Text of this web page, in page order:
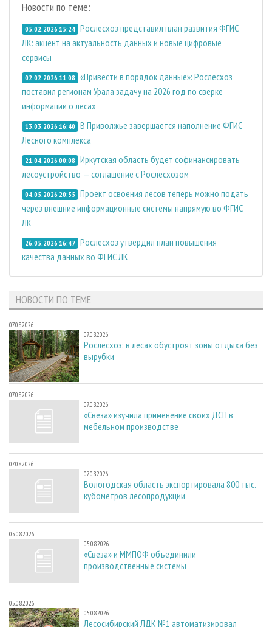
Новости по теме:
05.02.2026 15:24 Рослесхоз представил план развития ФГИС
ЛК: акцент на актуальность данных и новые цифровые
сервисы
02.02.2026 11:08 «Привести в порядок данные»: Рослесхоз
поставил регионам Урала задачу на 2026 год по сверке
информации о лесах
13.03.2026 16:40 В Приволжье завершается наполнение ФГИС
Лесного комплекса
21.04.2026 00:08 Иркутская область будет софинансировать
лесоустройство — соглашение с Рослесхозом
04.05.2026 20:35 Проект освоения лесов теперь можно подать
через внешние информационные системы напрямую во ФГИС
ЛК
26.05.2026 16:47 Рослесхоз утвердил план повышения
качества данных во ФГИС ЛК
НОВОСТИ ПО ТЕМЕ
07.08.2026
07.08.2026
Рослесхоз: в лесах обустроят зоны отдыха без
вырубки
07.08.2026
07.08.2026
«Свеза» изучила применение своих ДСП в
мебельном производстве
07.08.2026
07.08.2026
Вологодская область экспортировала 800 тыс.
кубометров лесопродукции
05.08.2026
05.08.2026
«Свеза» и ММПОФ объединили
производственные системы
05.08.2026
05.08.2026
Лесосибирский ЛДК №1 автоматизировал